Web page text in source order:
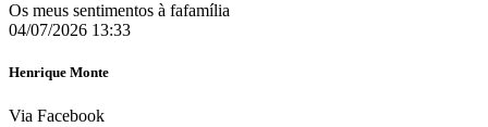
Os meus sentimentos à fafamília
04/07/2026 13:33
Henrique Monte
Via Facebook